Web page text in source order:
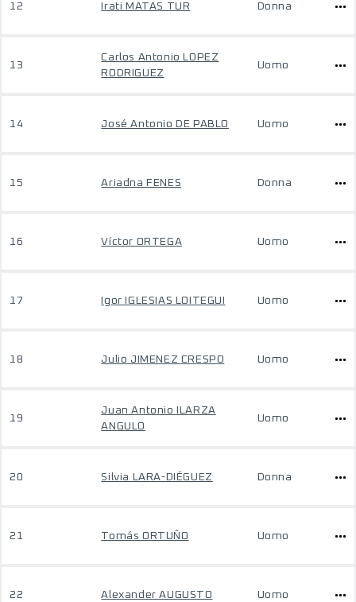
12 Irati MATAS TUR Donna
13
Carlos Antonio LOPEZ
RODRIGUEZ
Uomo
14 José Antonio DE PABLO Uomo
15 Ariadna FENES Donna
16 Víctor ORTEGA Uomo
17 Igor IGLESIAS LOITEGUI Uomo
18 Julio JIMENEZ CRESPO Uomo
19
Juan Antonio ILARZA
ANGULO
Uomo
20 Silvia LARA-DIÉGUEZ Donna
21 Tomás ORTUÑO Uomo
22 Alexander AUGUSTO Uomo